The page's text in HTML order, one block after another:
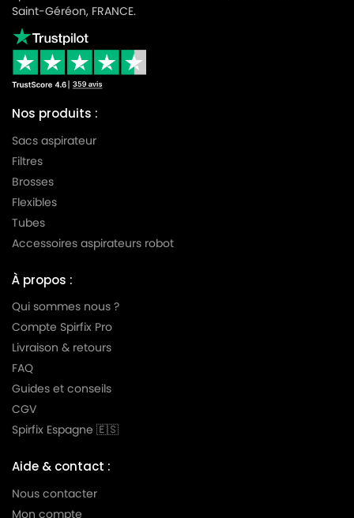
GOLDSTAR
LG-
GOLDSTAR
LG-GOLDSTAR TURBO 3400
LG-
GOLDSTAR
LG-
GOLDSTAR
LG-
GOLDSTAR
LG-
GOLDSTAR
LG-GOLDSTAR TURBO V 3300 TD
LG-
GOLDSTAR
LG-
GOLDSTAR
GOLDSTAR
LG-
Saint-Géréon, FRANCE.
Nos produits :
Sacs aspirateur
Filtres
Brosses
Flexibles
Tubes
Accessoires aspirateurs robot
À propos :
Qui sommes nous ?
Compte Spirfix Pro
Livraison & retours
FAQ
Guides et conseils
CGV
Spirfix Espagne 🇪🇸
Aide & contact :
Nous contacter
Mon compte